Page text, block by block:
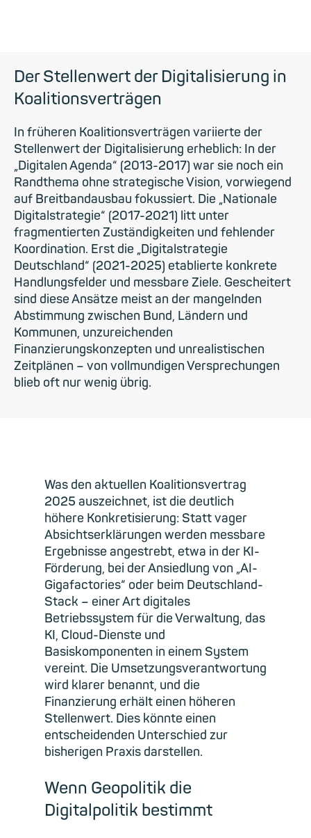
Der Stellenwert der Digitalisierung in
Koalitionsverträgen
In früheren Koalitionsverträgen variierte der
Stellenwert der Digitalisierung erheblich: In der
„Digitalen Agenda“ (2013-2017) war sie noch ein
Randthema ohne strategische Vision, vorwiegend
auf Breitbandausbau fokussiert. Die „Nationale
Digitalstrategie“ (2017-2021) litt unter
fragmentierten Zuständigkeiten und fehlender
Koordination. Erst die „Digitalstrategie
Deutschland“ (2021-2025) etablierte konkrete
Handlungsfelder und messbare Ziele. Gescheitert
sind diese Ansätze meist an der mangelnden
Abstimmung zwischen Bund, Ländern und
Kommunen, unzureichenden
Finanzierungskonzepten und unrealistischen
Zeitplänen – von vollmundigen Versprechungen
blieb oft nur wenig übrig.
Was den aktuellen Koalitionsvertrag
2025 auszeichnet, ist die deutlich
höhere Konkretisierung: Statt vager
Absichtserklärungen werden messbare
Ergebnisse angestrebt, etwa in der KI-
Förderung, bei der Ansiedlung von „AI-
Gigafactories“ oder beim Deutschland-
Stack – einer Art digitales
Betriebssystem für die Verwaltung, das
KI, Cloud-Dienste und
Basiskomponenten in einem System
vereint. Die Umsetzungsverantwortung
wird klarer benannt, und die
Finanzierung erhält einen höheren
Stellenwert. Dies könnte einen
entscheidenden Unterschied zur
bisherigen Praxis darstellen.
Wenn Geopolitik die
Digitalpolitik bestimmt